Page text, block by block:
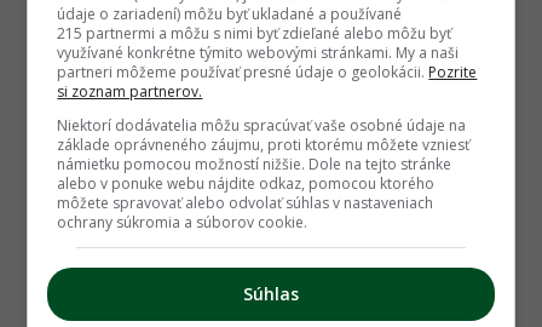
nadak62
údaje o zariadení) môžu byť ukladané a používané
215 partnermi a môžu s nimi byť zdieľané alebo môžu byť
využívané konkrétne týmito webovými stránkami. My a naši
partneri môžeme používať presné údaje o geolokácii. Pozrite
si zoznam partnerov.
Niektorí dodávatelia môžu spracúvať vaše osobné údaje na
základe oprávneného záujmu, proti ktorému môžete vzniesť
námietku pomocou možností nižšie. Dole na tejto stránke
alebo v ponuke webu nájdite odkaz, pomocou ktorého
môžete spravovať alebo odvolať súhlas v nastaveniach
ochrany súkromia a súborov cookie.
Súhlas